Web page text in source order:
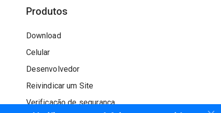
Produtos
Download
Celular
Desenvolvedor
Reivindicar um Site
Verificação de segurança